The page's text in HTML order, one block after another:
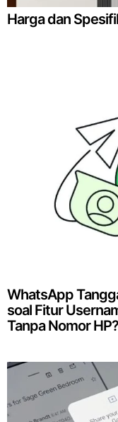
Harga dan
WhatsApp
soal Fitur
Tanpa Nomor HP?